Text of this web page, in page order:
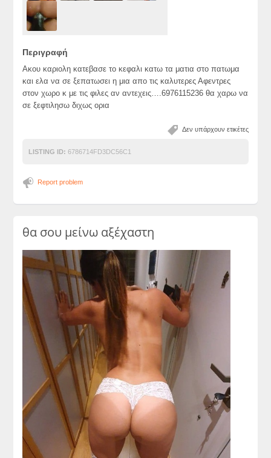
Περιγραφή
Ακου καριολη κατεβασε το κεφαλι κατω τα ματια στο πατωμα
και ελα να σε ξεπατωσει η μια απο τις καλυτερες Αφεντρες
στον χωρο κ με τις φιλες αν αντεχεις….6976115236 θα χαρω να
σε ξεφτιλησω διχως ορια
Δεν υπάρχουν ετικέτες
LISTING ID: 6786714FD3DC56C1
Report problem
θα σου μείνω αξέχαστη